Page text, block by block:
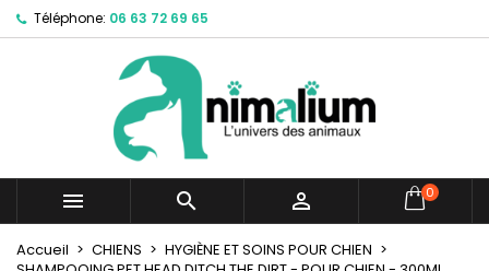
Téléphone: 06 63 72 69 65
   0
Accueil CHIENS
HYGIÈNE ET SOINS POUR CHIEN
Mes listes d'envies ×
Créer une nouvelle liste
Créer une liste d'envies ×
Nom de la liste d'envies
Annuler Créer une liste d'envies
Connexion ×
Vous devez être connecté pour ajouter des produits
à votre liste d'envies.
Connexion